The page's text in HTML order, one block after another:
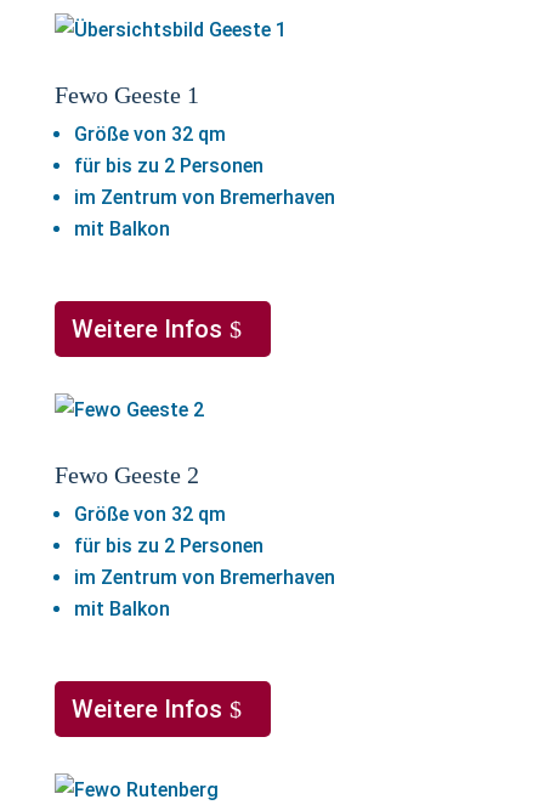
Fewo Geeste 1
Größe von 32 qm
für bis zu 2 Personen
im Zentrum von Bremerhaven
mit Balkon
Weitere Infos
Fewo Geeste 2
Größe von 32 qm
für bis zu 2 Personen
im Zentrum von Bremerhaven
mit Balkon
Weitere Infos